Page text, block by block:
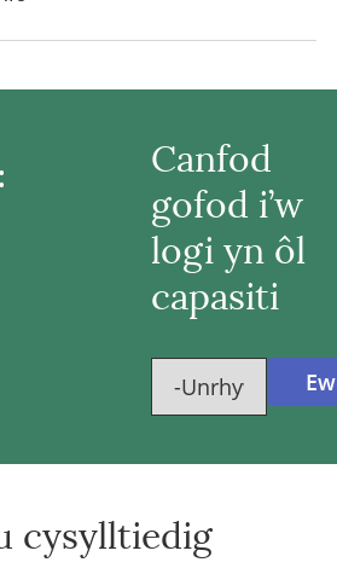
Canfod
gofod i’w
logi yn ôl
capasiti
cysylltiedig